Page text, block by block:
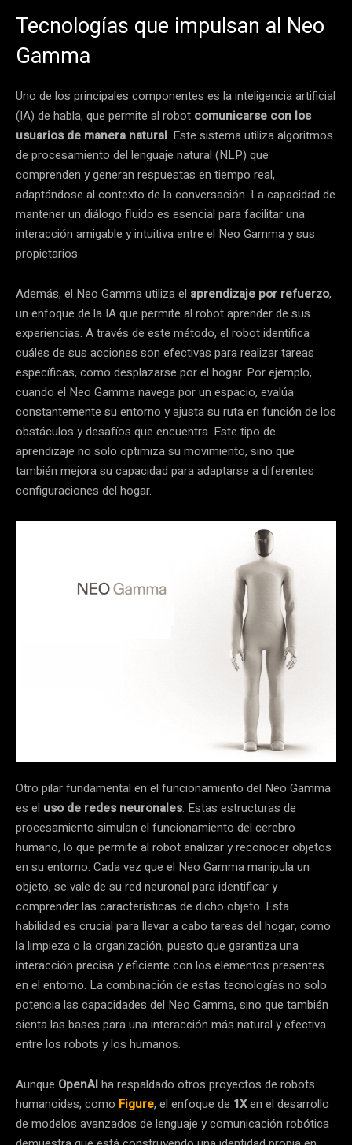
Tecnologías que impulsan al Neo
Gamma
Uno de los principales componentes es la inteligencia artificial
(IA) de habla, que permite al robot comunicarse con los
usuarios de manera natural. Este sistema utiliza algoritmos
de procesamiento del lenguaje natural (NLP) que
comprenden y generan respuestas en tiempo real,
adaptándose al contexto de la conversación. La capacidad de
mantener un diálogo fluido es esencial para facilitar una
interacción amigable y intuitiva entre el Neo Gamma y sus
propietarios.
Además, el Neo Gamma utiliza el aprendizaje por refuerzo,
un enfoque de la IA que permite al robot aprender de sus
experiencias. A través de este método, el robot identifica
cuáles de sus acciones son efectivas para realizar tareas
específicas, como desplazarse por el hogar. Por ejemplo,
cuando el Neo Gamma navega por un espacio, evalúa
constantemente su entorno y ajusta su ruta en función de los
obstáculos y desafíos que encuentra. Este tipo de
aprendizaje no solo optimiza su movimiento, sino que
también mejora su capacidad para adaptarse a diferentes
configuraciones del hogar.
Otro pilar fundamental en el funcionamiento del Neo Gamma
es el uso de redes neuronales. Estas estructuras de
procesamiento simulan el funcionamiento del cerebro
humano, lo que permite al robot analizar y reconocer objetos
en su entorno. Cada vez que el Neo Gamma manipula un
objeto, se vale de su red neuronal para identificar y
comprender las características de dicho objeto. Esta
habilidad es crucial para llevar a cabo tareas del hogar, como
la limpieza o la organización, puesto que garantiza una
interacción precisa y eficiente con los elementos presentes
en el entorno. La combinación de estas tecnologías no solo
potencia las capacidades del Neo Gamma, sino que también
sienta las bases para una interacción más natural y efectiva
entre los robots y los humanos.
Aunque OpenAIha respaldado otros proyectos de robots
humanoides, como Figure, el enfoque de 1Xen el desarrollo
de modelos avanzados de lenguaje y comunicación robótica